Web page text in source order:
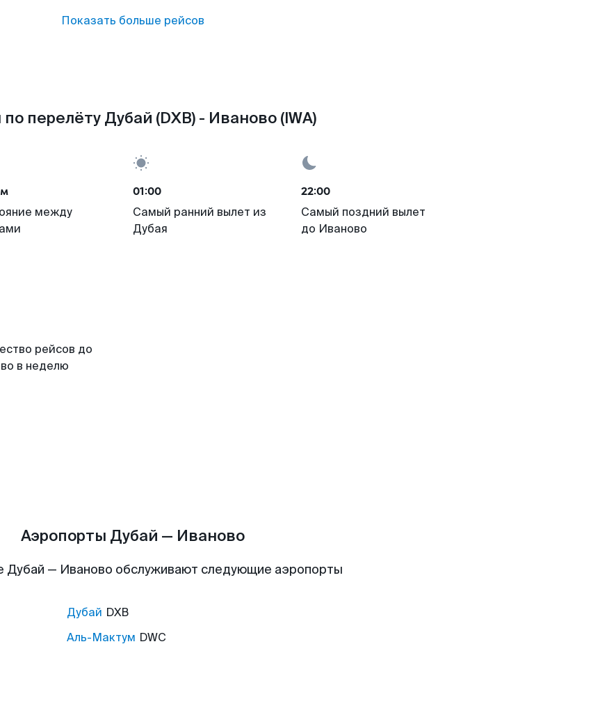
Показать больше рейсов
перелёту Дубай (DXB) - Иваново (IWA)
между
01:00
Самый ранний вылет из
Дубая
22:00
Самый поздний вылет
до Иваново
рейсов до
в неделю
Аэропорты Дубай — Иваново
Дубай — Иваново обслуживают следующие аэропорты
Дубай DXB
Аль-Мактум DWC